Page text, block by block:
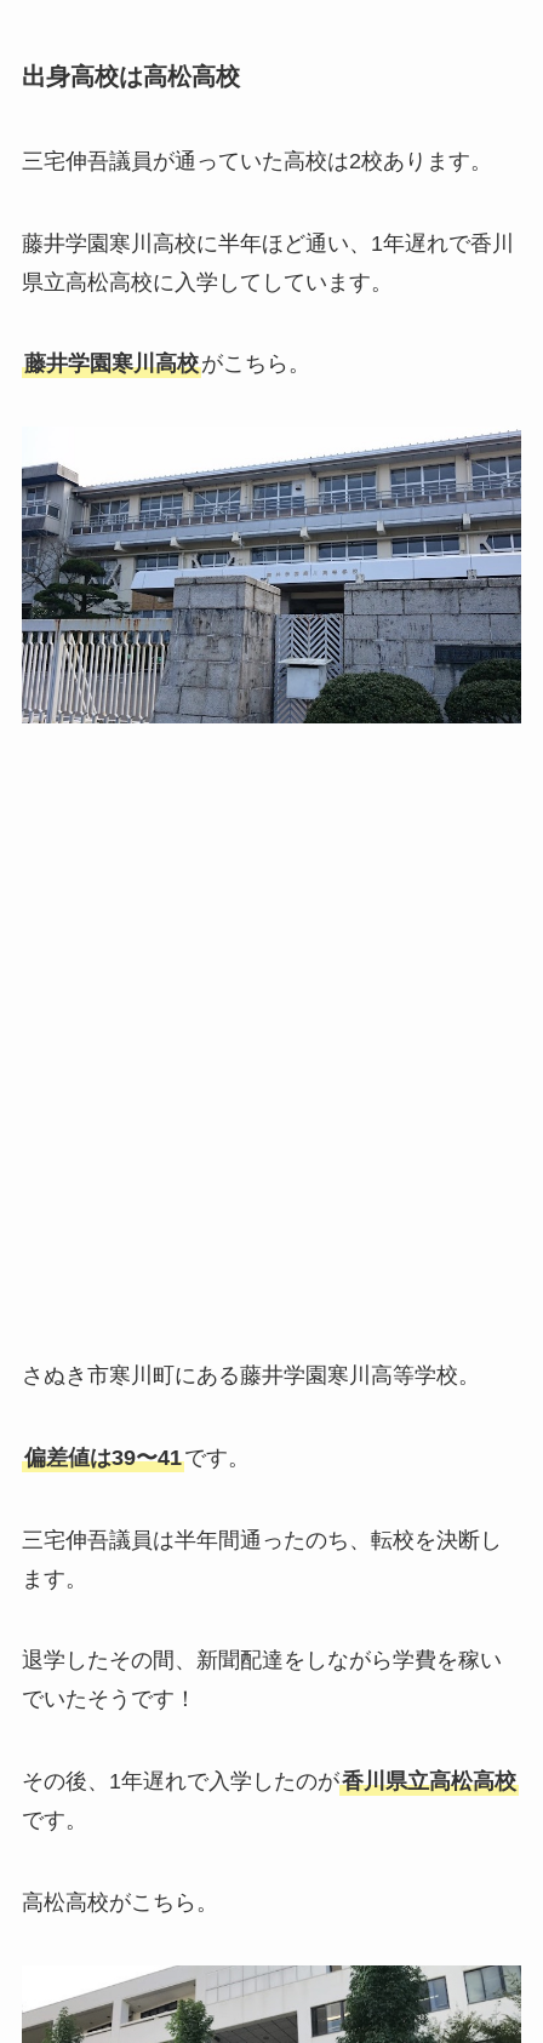
出身高校は高松高校
三宅伸吾議員が通っていた高校は2校あります。
藤井学園寒川高校に半年ほど通い、1年遅れで香川
県立高松高校に入学してしています。
藤井学園寒川高校がこちら。
さぬき市寒川町にある藤井学園寒川高等学校。
偏差値は39〜41です。
三宅伸吾議員は半年間通ったのち、転校を決断し
ます。
退学したその間、新聞配達をしながら学費を稼い
でいたそうです！
その後、1年遅れで入学したのが香川県立高松高校
です。
高松高校がこちら。